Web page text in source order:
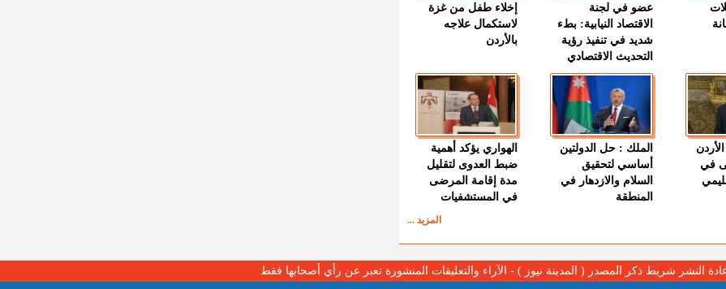
عضو في لجنة
الاقتصاد النيابية: بطء
شديد في تنفيذ رؤية
التحديث الاقتصادي
إخلاء طفل من غزة
لاستكمال علاجه
بالأردن
في
الملك : حل الدولتين
أساسي لتحقيق
السلام والازدهار في
المنطقة
الهواري يؤكد أهمية
ضبط العدوى لتقليل
مدة إقامة المرضى
في المستشفيات
المزيد ...
النشر شريط ذكر المصدر ( المدينة نيوز ) - الآراء والتعليقات المنشورة تعبر عن رأي أصحابها فقط